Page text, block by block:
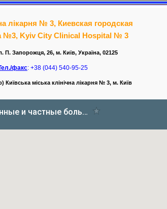
лікарня № 3, Киевская городская
№3, Kyiv City Clinical Hospital № 3
П. Запорожця, 26, м. Київ, Україна, 02125
факс: +38 (044) 540-95-25
Київська міська клінічна лікарня № 3, м. Київ